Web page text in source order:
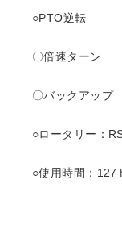
○PTO逆転
〇倍速ターン
〇バックアップ
○ロータリー：
○使用時間：127